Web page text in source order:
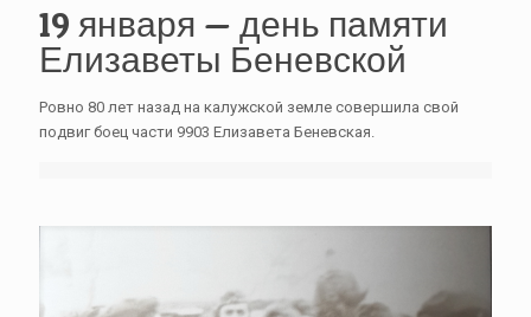
19 января — день памяти
Елизаветы Беневской
Ровно 80 лет назад на калужской земле совершила свой
подвиг боец части 9903 Елизавета Беневская.